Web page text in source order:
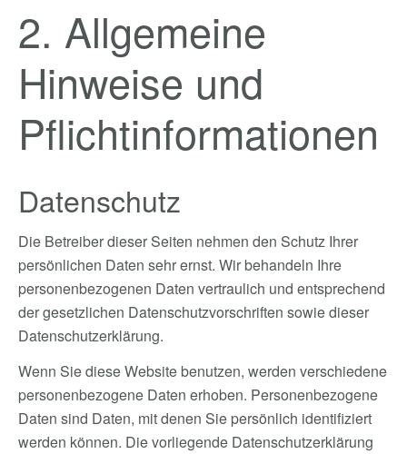
2. Allgemeine
Hinweise und
Pflichtinformationen
Datenschutz
Die Betreiber dieser Seiten nehmen den Schutz Ihrer
persönlichen Daten sehr ernst. Wir behandeln Ihre
personenbezogenen Daten vertraulich und entsprechend
der gesetzlichen Datenschutzvorschriften sowie dieser
Datenschutzerklärung.
Wenn Sie diese Website benutzen, werden verschiedene
personenbezogene Daten erhoben. Personenbezogene
Daten sind Daten, mit denen Sie persönlich identifiziert
werden können. Die vorliegende Datenschutzerklärung